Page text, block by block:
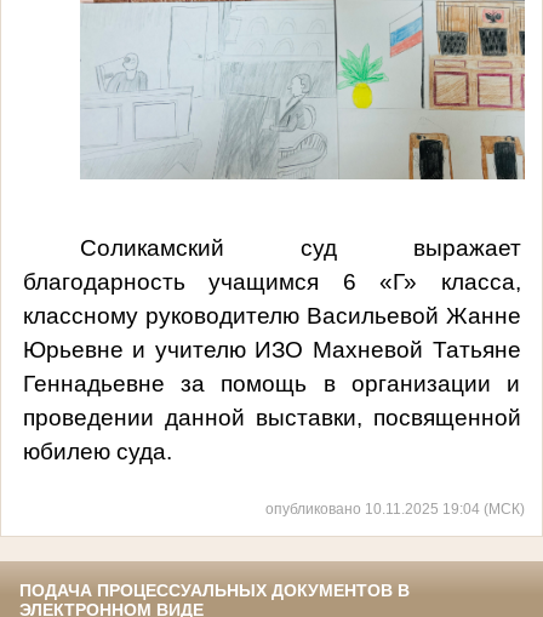
Соликамский суд выражает
благодарность учащимся 6 «Г» класса,
классному руководителю Васильевой Жанне
Юрьевне и учителю ИЗО Махневой Татьяне
Геннадьевне за помощь в организации и
проведении данной выставки, посвященной
юбилею суда.
опубликовано 10.11.2025 19:04 (МСК)
ПОДАЧА ПРОЦЕССУАЛЬНЫХ ДОКУМЕНТОВ В
ЭЛЕКТРОННОМ ВИДЕ